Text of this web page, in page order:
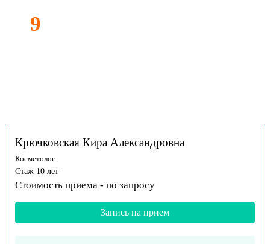
9
Крючковская Кира Александровна
Косметолог
Стаж 10 лет
Стоимость приема - по запросу
Запись на прием